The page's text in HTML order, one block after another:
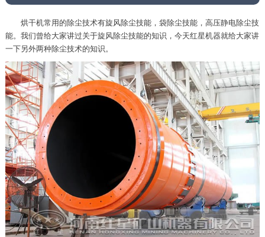
烘干机常用的除尘技术有旋风除尘技能，袋除尘技能，高压静电除尘技
能。我们曾给大家讲过关于旋风除尘技能的知识，今天红星机器就给大家讲
一下另外两种除尘技术的知识。